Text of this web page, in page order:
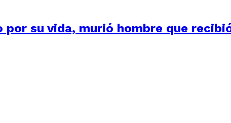
por su vida, murió hombre que